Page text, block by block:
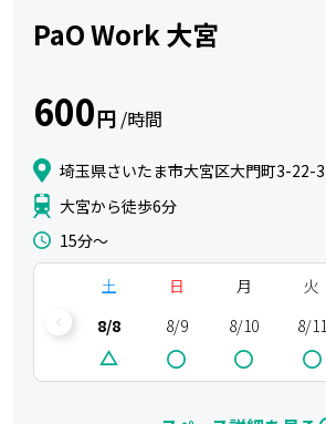
PaO Work 大宮
600円 /時間
埼玉県さいたま市大宮区大門町3-22-3
大宮から徒歩6分
15分〜
土
8/8
日
8/9
月
8/10
火
8/11